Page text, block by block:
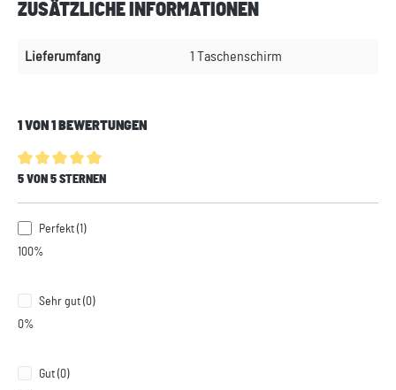
ZUSÄTZLICHE INFORMATIONEN
Lieferumfang 1 Taschenschirm
1 VON 1 BEWERTUNGEN
Durchschnittliche Bewertung von 5 von 5 Sternen
5 VON 5 STERNEN
Perfekt (1)
100%
Sehr gut (0)
0%
Gut (0)